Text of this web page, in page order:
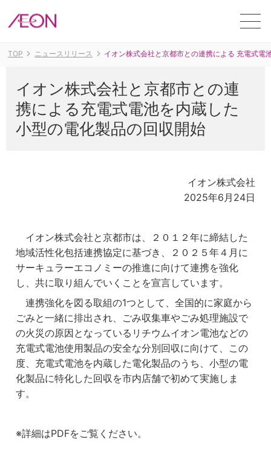
TOP ニュースリリース イオン株式会社と京都市との連携による 充電式電
イオン株式会社と京都市との連
携による充電式電池を内蔵した
小型の電化製品の回収開始
イオン株式会社
2025年6月24日
イオン株式会社と京都市は、２０１２年に締結した
地域活性化包括連携協定に基づき、２０２５年４月に
サーキュラーエコノミーの推進に向けて連携を強化
し、共に取り組んでいくことを宣言しています。
連携強化を図る取組の1つとして、全国的に家庭から
ごみと一緒に排出され、ごみ収集車やごみ処理施設で
の火災の原因となっているリチウムイオン電池などの
充電式電池使用製品の安全な分別回収に向けて、この
度、充電式電池を内蔵した電化製品のうち、小型の電
化製品に特化した回収を市内店舗で初めて実施しま
す。
※詳細はPDFをご覧ください。